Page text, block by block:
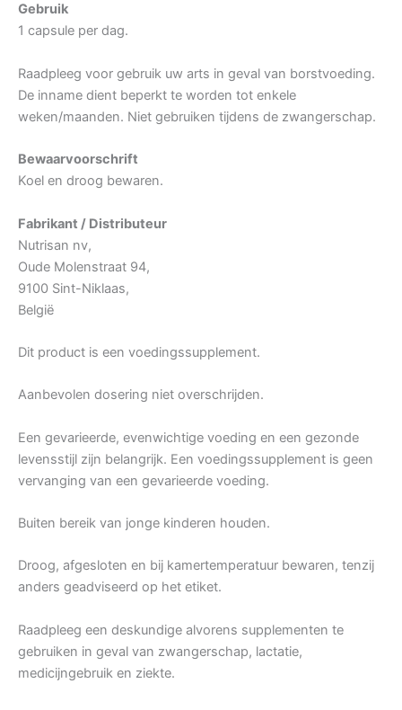
Gebruik
1 capsule per dag.
Raadpleeg voor gebruik uw arts in geval van borstvoeding.
De inname dient beperkt te worden tot enkele
weken/maanden. Niet gebruiken tijdens de zwangerschap.
Bewaarvoorschrift
Koel en droog bewaren.
Fabrikant / Distributeur
Nutrisan nv,
Oude Molenstraat 94,
9100 Sint-Niklaas,
België
Dit product is een voedingssupplement.
Aanbevolen dosering niet overschrijden.
Een gevarieerde, evenwichtige voeding en een gezonde
levensstijl zijn belangrijk. Een voedingssupplement is geen
vervanging van een gevarieerde voeding.
Buiten bereik van jonge kinderen houden.
Droog, afgesloten en bij kamertemperatuur bewaren, tenzij
anders geadviseerd op het etiket.
Raadpleeg een deskundige alvorens supplementen te
gebruiken in geval van zwangerschap, lactatie,
medicijngebruik en ziekte.